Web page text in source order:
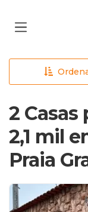
2 Casas
2,1 mil
Praia